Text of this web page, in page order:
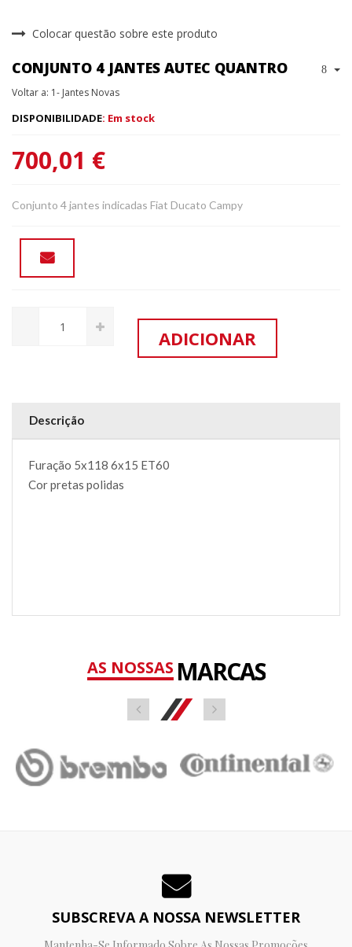
Colocar questão sobre este produto
CONJUNTO 4 JANTES AUTEC QUANTRO
Voltar a: 1- Jantes Novas
DISPONIBILIDADE: Em stock
700,01 €
Conjunto 4 jantes indicadas Fiat Ducato Campy
Descrição
Furação 5x118 6x15 ET60
Cor pretas polidas
AS NOSSASMARCAS
SUBSCREVA A NOSSA NEWSLETTER